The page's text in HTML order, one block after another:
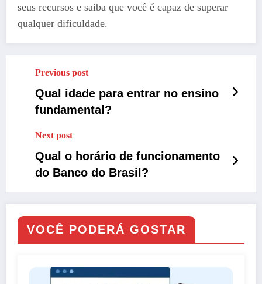
seus recursos e saiba que você é capaz de superar
qualquer dificuldade.
Previous post
Qual idade para entrar no ensino
fundamental?
Next post
Qual o horário de funcionamento
do Banco do Brasil?
VOCÊ PODERÁ GOSTAR